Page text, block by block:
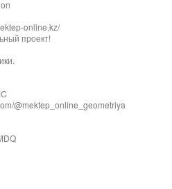
online.kz/
проект!
@mektep_online_geometriya